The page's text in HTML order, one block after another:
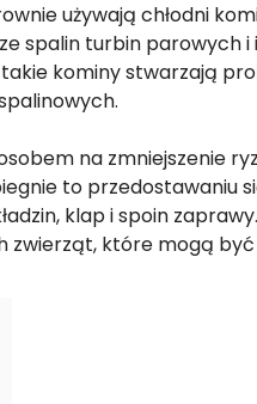
używają chłodni
spalin turbin parowych
kominy stwarzają
na zmniejszenie
to przedostawaniu
klap i spoin
zwierząt, które mogą być